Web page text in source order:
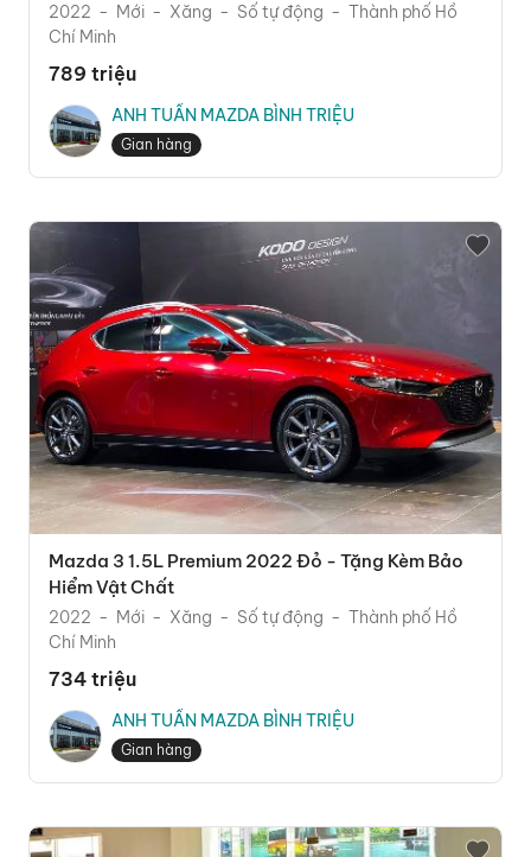
2022 Mới Xăng Số tự động
Thành phố Hồ
Chí Minh
789 triệu
ANH TUẤN MAZDA BÌNH TRIỆU
Gian hàng
Mazda 3 1.5L Premium 2022 Đỏ - Tặng Kèm Bảo
Hiểm Vật Chất
2022 Mới Xăng Số tự động
Thành phố Hồ
Chí Minh
734 triệu
ANH TUẤN MAZDA BÌNH TRIỆU
Gian hàng